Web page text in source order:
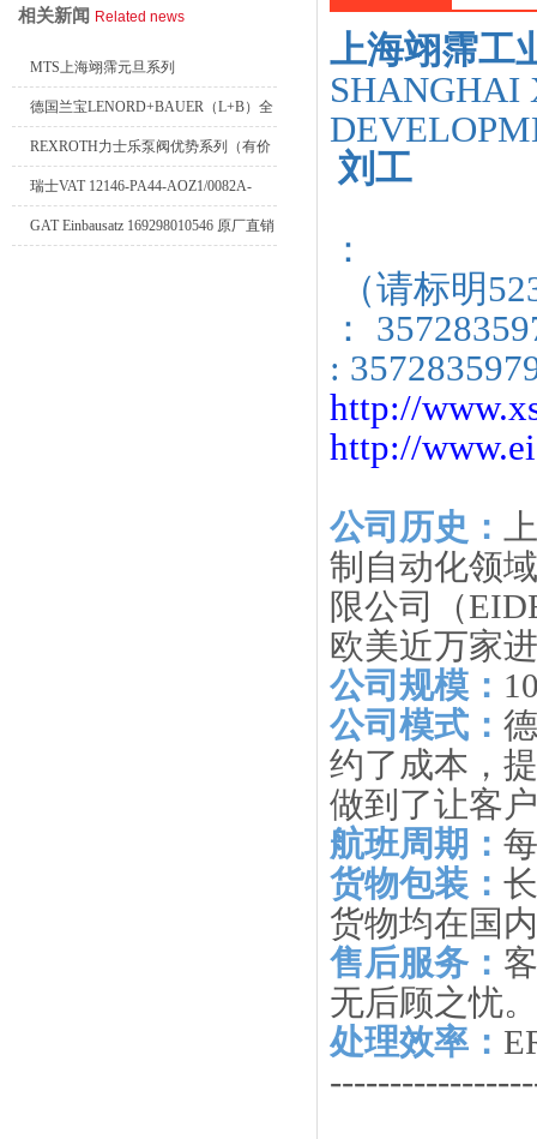
相关新闻 Related news
MTS上海翊霈元旦系列
RHM3050MR081A01
德国兰宝LENORD+BAUER（L+B）全
系列编码器
REXROTH力士乐泵阀优势系列（有价
目表）
瑞士VAT 12146-PA44-AOZ1/0082A-
1173938
GAT Einbausatz 169298010546 原厂直销
上海翊霈工
SHANGHAI
刘工
：
（请标明
：
:
http://
http://
公司历史：
制自动化领
限公司（
欧美近万家
公司规模：
公司模式：
约了成本，
做到了让客
航班周期：
货物包装：
货物均在国
售后服务：
无后顾之忧。
处理效率：